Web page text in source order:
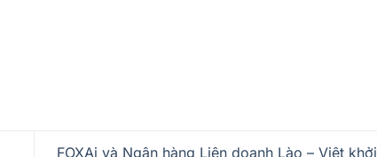
FOXAi và Ngân hàng Liên doanh Lào – Việt khởi